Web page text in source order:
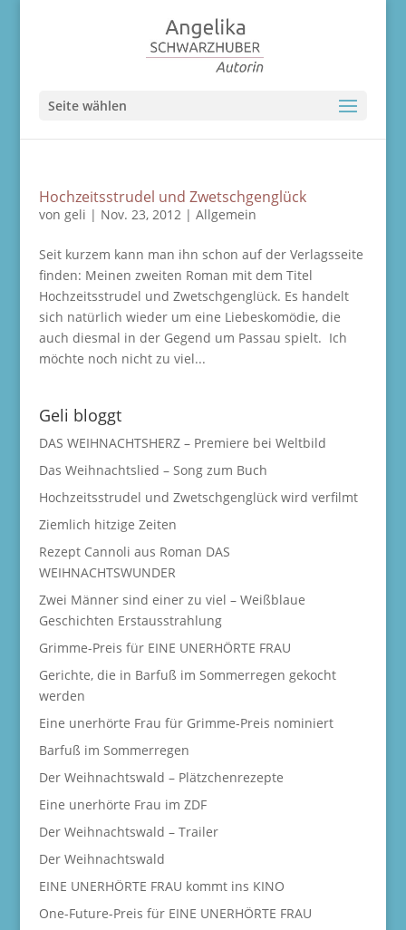
Seite wählen
Hochzeitsstrudel und Zwetschgenglück
von geli | Nov. 23, 2012| Allgemein
Seit kurzem kann man ihn schon auf der Verlagsseite
finden: Meinen zweiten Roman mit dem Titel
Hochzeitsstrudel und Zwetschgenglück. Es handelt
sich natürlich wieder um eine Liebeskomödie, die
auch diesmal in der Gegend um Passau spielt. Ich
möchte noch nicht zu viel...
Geli bloggt
DAS WEIHNACHTSHERZ – Premiere bei Weltbild
Das Weihnachtslied – Song zum Buch
Hochzeitsstrudel und Zwetschgenglück wird verfilmt
Ziemlich hitzige Zeiten
Rezept Cannoli aus Roman DAS
WEIHNACHTSWUNDER
Zwei Männer sind einer zu viel – Weißblaue
Geschichten Erstausstrahlung
Grimme-Preis für EINE UNERHÖRTE FRAU
Gerichte, die in Barfuß im Sommerregen gekocht
werden
Eine unerhörte Frau für Grimme-Preis nominiert
Barfuß im Sommerregen
Der Weihnachtswald – Plätzchenrezepte
Eine unerhörte Frau im ZDF
Der Weihnachtswald – Trailer
Der Weihnachtswald
EINE UNERHÖRTE FRAU kommt ins KINO
One-Future-Preis für EINE UNERHÖRTE FRAU